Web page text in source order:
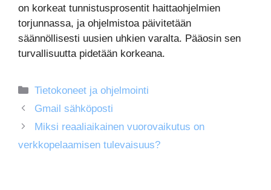
on korkeat tunnistusprosentit haittaohjelmien
torjunnassa, ja ohjelmistoa päivitetään
säännöllisesti uusien uhkien varalta. Pääosin sen
turvallisuutta pidetään korkeana.
Kategoriat
Tietokoneet ja ohjelmointi
Gmail sähköposti
Miksi reaaliaikainen vuorovaikutus on
verkkopelaamisen tulevaisuus?